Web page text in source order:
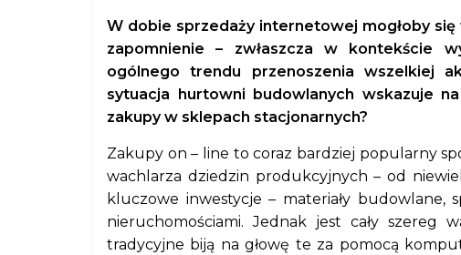
W dobie sprzedaży internetowej mogłoby
zapomnienie – zwłaszcza w kontekście
ogólnego trendu przenoszenia wszelkiej
sytuacja hurtowni budowlanych wskazuje
zakupy w sklepach stacjonarnych?
Zakupy on – line to coraz bardziej popularny
wachlarza dziedzin produkcyjnych – od
kluczowe inwestycje – materiały
nieruchomościami. Jednak jest cały szereg
tradycyjne biją na głowę te za pomocą